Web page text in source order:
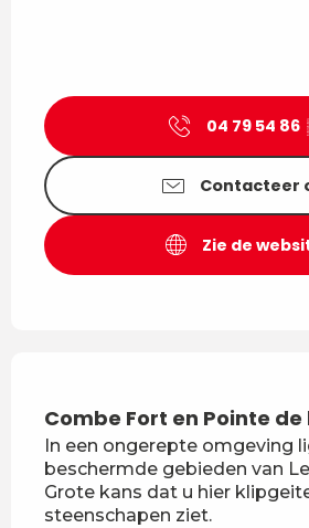
04 79 54 86
Contacteer
Zie de
Combe Fort en Pointe de
In een ongerepte omgeving
beschermde gebieden van
Grote kans dat u hier
steenschapen ziet.